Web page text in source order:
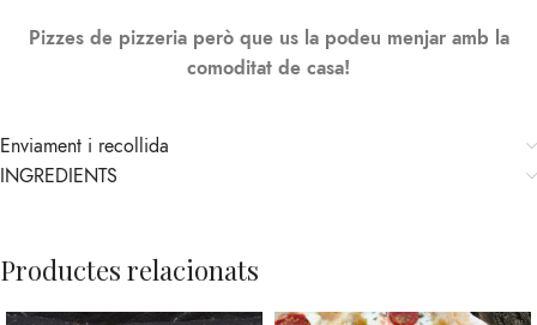
Pizzes de pizzeria però que us la podeu menjar amb la
comoditat de casa!
Enviament i recollida
INGREDIENTS
Productes relacionats